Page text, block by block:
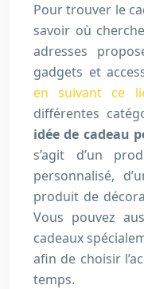
Pour trouver le
savoir où
adresses
gadgets et
en suivant ce
différentes
idée de cadeau
s’agit d’un
personnalisé,
produit de
Vous pouvez
cadeaux
afin de choisir
temps.